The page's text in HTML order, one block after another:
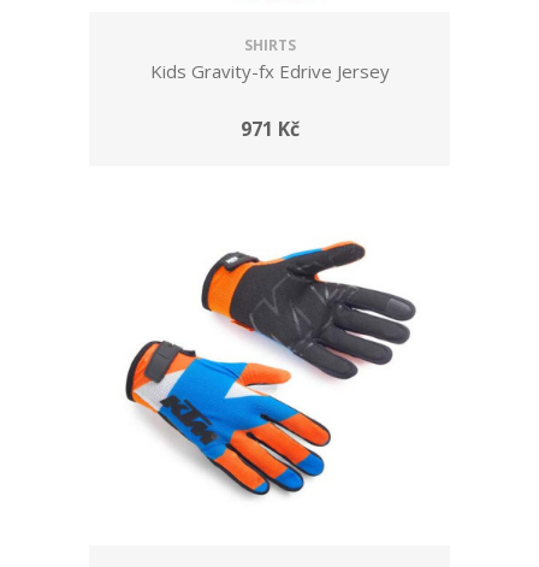
SHIRTS
Kids Gravity-fx Edrive Jersey
971 Kč